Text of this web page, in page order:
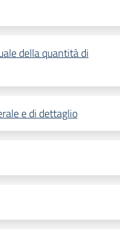
della quantità di
e di dettaglio